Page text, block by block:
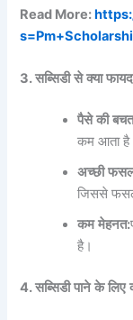
Read More:
3.सब्सिडी से क्या
पैसे की
कम आता
अच्छी
जिससे फसल
कम मेहनत:
है।
4.सब्सिडी पाने के लिए